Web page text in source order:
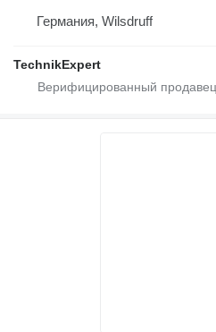
Германия, Wilsdruff
TechnikExpert